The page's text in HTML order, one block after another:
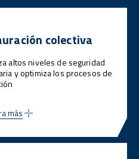
colectiva
altos niveles de seguridad
y optimiza los procesos de
más